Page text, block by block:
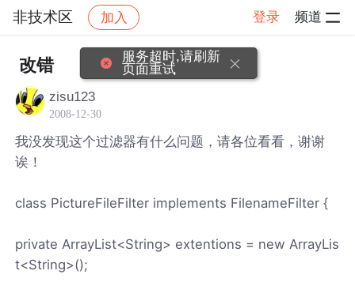
非技术区 加入 登录 频道
社区 非技术区 帖子详情
改错
zisu123
2008-12-30
我没发现这个过滤器有什么问题，请各位看看，谢谢
诶！
class PictureFileFilter implements FilenameFilter {
private ArrayList<String> extentions = new ArrayLis
t<String>();
服务超时,请刷新
页面重试